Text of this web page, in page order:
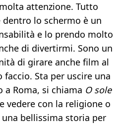
attenzione. Tutto
lo schermo è un
e lo prendo molto
di divertirmi. Sono un
di girare anche film al
faccio. Sta per uscire una
Roma, si chiama O sole
vedere con la religione o
bellissima storia per